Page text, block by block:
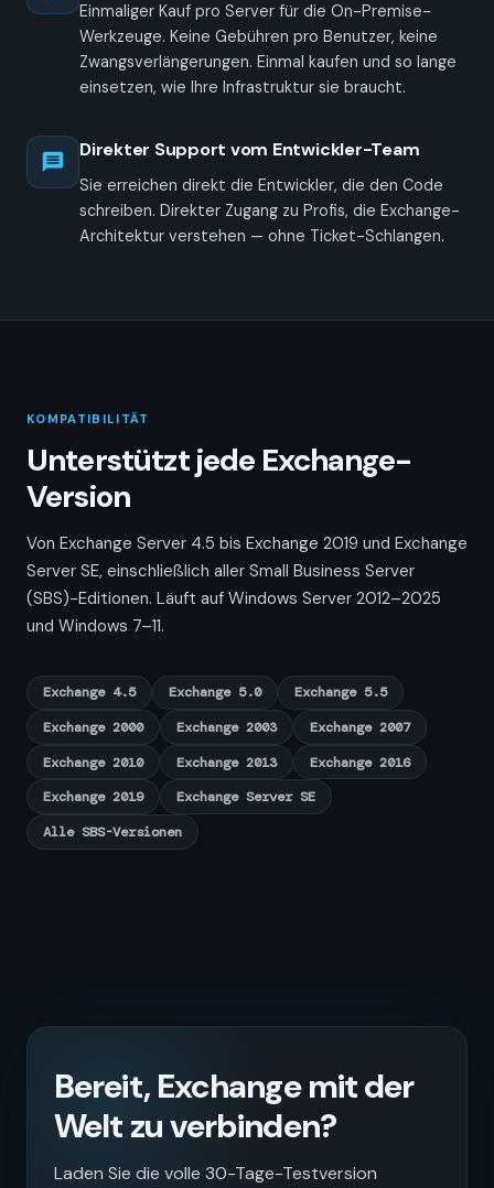
Einmaliger Kauf pro Server für die On-Premise-
Werkzeuge. Keine Gebühren pro Benutzer, keine
Zwangs­verlängerungen. Einmal kaufen und so lange
einsetzen, wie Ihre Infrastruktur sie braucht.
Direkter Support vom Entwickler-Team
Sie erreichen direkt die Entwickler, die den Code
schreiben. Direkter Zugang zu Profis, die Exchange-
Architektur verstehen — ohne Ticket-Schlangen.
KOMPATIBILITÄT
Unterstützt jede Exchange-
Version
Von Exchange Server 4.5 bis Exchange 2019 und Exchange
Server SE, einschließlich aller Small Business Server
(SBS)-Editionen. Läuft auf Windows Server 2012–2025
und Windows 7–11.
Exchange 4.5 Exchange 5.0
Exchange 5.5
Exchange 2000
Exchange 2003
Exchange 2007
Exchange 2010
Exchange 2013
Exchange 2016
Exchange 2019
Exchange Server SE
Alle SBS-Versionen
Bereit, Exchange mit der
Welt zu verbinden?
Laden Sie die volle 30-Tage-Testversion